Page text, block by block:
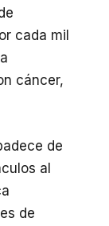
cada mil
cáncer,
de
al
de